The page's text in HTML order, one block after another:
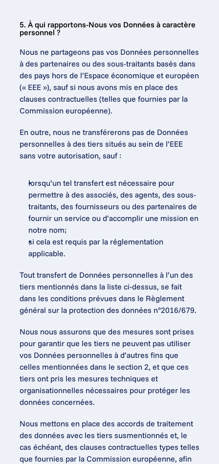
5. À qui rapportons-Nous vos Données à caractère
personnel ?
Nous ne partageons pas vos Données personnelles
à des partenaires ou des sous-traitants basés dans
des pays hors de l’Espace économique et européen
(« EEE »), sauf si nous avons mis en place des
clauses contractuelles (telles que fournies par la
Commission européenne).
En outre, nous ne transférerons pas de Données
personnelles à des tiers situés au sein de l’EEE
sans votre autorisation, sauf :
lorsqu’un tel transfert est nécessaire pour
permettre à des associés, des agents, des sous-
traitants, des fournisseurs ou des partenaires de
fournir un service ou d’accomplir une mission en
notre nom;
si cela est requis par la réglementation
applicable.
Tout transfert de Données personnelles à l’un des
tiers mentionnés dans la liste ci-dessus, se fait
dans les conditions prévues dans le Règlement
général sur la protection des données n°2016/679.
Nous nous assurons que des mesures sont prises
pour garantir que les tiers ne peuvent pas utiliser
vos Données personnelles à d’autres fins que
celles mentionnées dans le section 2, et que ces
tiers ont pris les mesures techniques et
organisationnelles nécessaires pour protéger les
données concernées.
Nous mettons en place des accords de traitement
des données avec les tiers susmentionnés et, le
cas échéant, des clauses contractuelles types telles
que fournies par la Commission européenne, afin